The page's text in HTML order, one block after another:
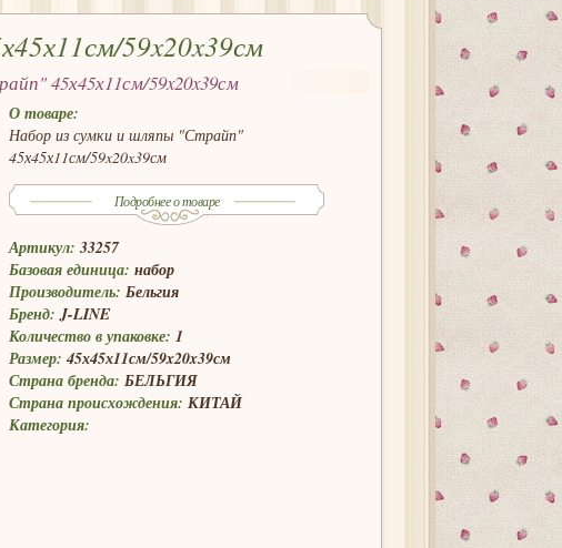
59x20x39см
45х45х11см/59x20x39см
О товаре:
Набор из сумки и шляпы "Страйп"
45х45х11см/59x20x39см
Подробнее о товаре
Артикул: 33257
Базовая единица: набор
Производитель: Бельгия
Бренд: J-LINE
Количество в упаковке: 1
Размер: 45х45х11см/59x20x39см
Страна бренда: БЕЛЬГИЯ
Страна происхождения: КИТАЙ
Категория: